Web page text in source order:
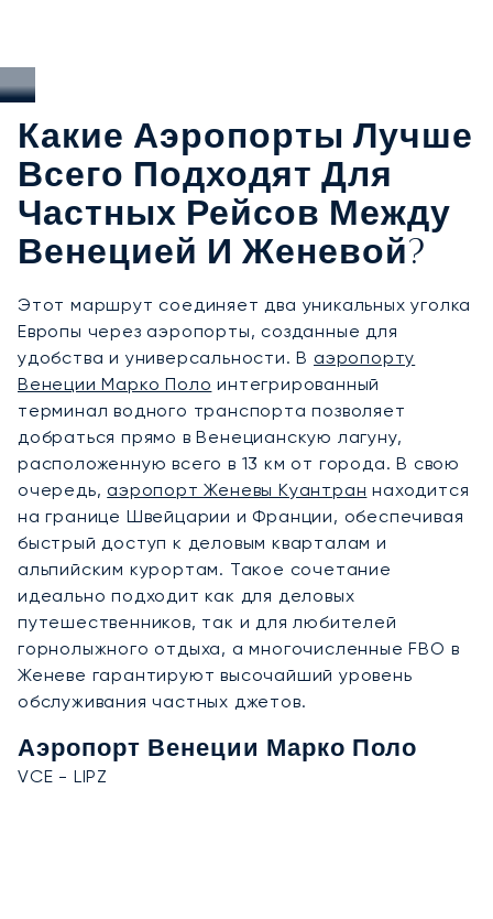
Какие Аэропорты Лучше
Всего Подходят Для
Частных Рейсов Между
Венецией И Женевой?
Этот маршрут соединяет два уникальных уголка
Европы через аэропорты, созданные для
удобства и универсальности. В аэропорту
Венеции Марко Поло интегрированный
терминал водного транспорта позволяет
добраться прямо в Венецианскую лагуну,
расположенную всего в 13 км от города. В свою
очередь, аэропорт Женевы Куантран находится
на границе Швейцарии и Франции, обеспечивая
быстрый доступ к деловым кварталам и
альпийским курортам. Такое сочетание
идеально подходит как для деловых
путешественников, так и для любителей
горнолыжного отдыха, а многочисленные FBO в
Женеве гарантируют высочайший уровень
обслуживания частных джетов.
Аэропорт Венеции Марко Поло
VCE - LIPZ